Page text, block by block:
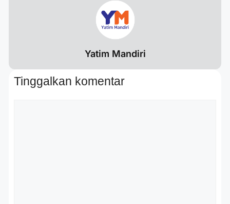
Yatim Mandiri
Tinggalkan komentar